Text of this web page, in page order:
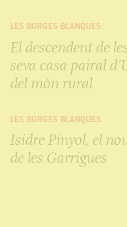
LES BORGES BLANQUES
El descendent de
seva casa pairal
del món rural
LES BORGES BLANQUES
Isidre Pinyol, el
de les Garrigues